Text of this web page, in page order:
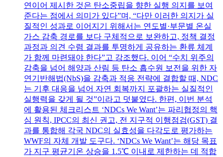
연이어 제시한 것은 탄소중립을 향한 실행 의지를 보여
준다는 점에서 의미가 있다”며, “다만 이러한 의지가 실
질적인 성과로 이어지기 위해서는 연도별·부문별 온실
가스 감축 경로를 보다 구체적으로 보완하고, 정책 결정
과정과 의견 수렴 결과를 투명하게 공유하는 환류 체계
가 함께 마련돼야 한다”고 강조했다. 이어 “수치 위주의
감축을 넘어 해양과 산림 등 탄소 흡수원 보전을 위한 자
연기반해법(NbS)을 감축과 적응 전략에 결합할 때, NDC
는 기후 대응을 넘어 자연 회복까지 포괄하는 실질적인
실행력을 갖게 될 것”이라고 덧붙였다. 한편, 이번 분석
에 활용된 체크리스트 ‘NDCs We Want’는 파리협정의 핵
심 원칙, IPCC의 최신 권고, 전 지구적 이행점검(GST) 결
과를 통합해 각국 NDC의 실효성을 다각도로 평가하는
WWF의 자체 개발 도구다. ‘NDCs We Want’는 해당 목표
가 지구 평균기온 상승을 1.5℃ 이내로 제한하는 데 적합